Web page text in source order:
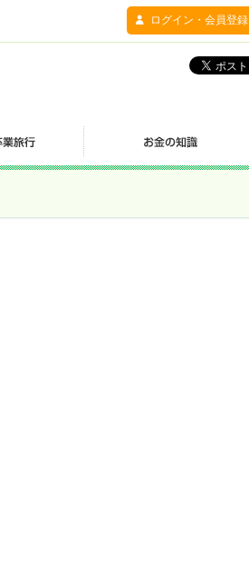
ログイン・会員登録